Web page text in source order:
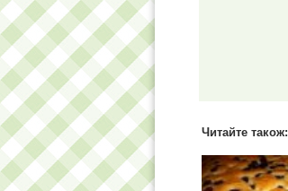
Читайте також: